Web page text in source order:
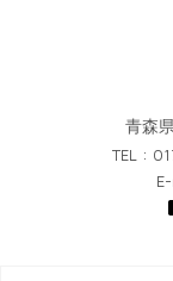
青森
TEL :